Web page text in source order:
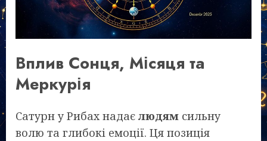
Вплив Сонця, Місяця та
Меркурія
Сатурн у Рибах надає людям сильну
волю та глибокі емоції. Ця позиція